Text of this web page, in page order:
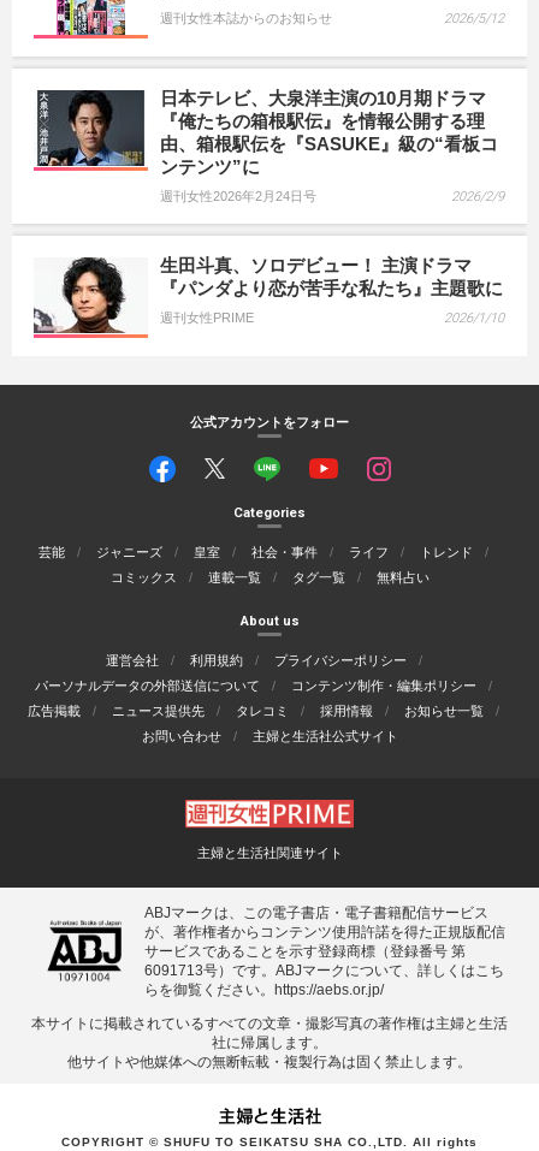
週刊女性本誌からのお知らせ 2026/5/12
日本テレビ、大泉洋主演の10月期ドラマ
『俺たちの箱根駅伝』を情報公開する理
由、箱根駅伝を『SASUKE』級の“看板コ
ンテンツ”に
週刊女性2026年2月24日号 2026/2/9
生田斗真、ソロデビュー！ 主演ドラマ
『パンダより恋が苦手な私たち』主題歌に
週刊女性PRIME 2026/1/10
公式アカウントをフォロー
Categories
芸能 ジャニーズ 皇室 社会・事件 ライフ
トレンド
コミックス
連載一覧 タグ一覧 無料占い
About us
運営会社 利用規約
プライバシーポリシー
パーソナルデータの外部送信について
コンテンツ制作・編集ポリシー
広告掲載
ニュース提供先 タレコミ 採用情報
お知らせ一覧
お問い合わせ
主婦と生活社公式サイト
主婦と生活社関連サイト
ABJマークは、この電子書店・電子書籍配信サービス
が、著作権者からコンテンツ使用許諾を得た正規版配信
サービスであることを示す登録商標（登録番号 第
6091713号）です。ABJマークについて、詳しくはこち
らを御覧ください。 https://aebs.or.jp/
本サイトに掲載されているすべての⽂章・撮影写真の著作権は主婦と⽣活
社に帰属します。
他サイトや他媒体への無断転載・複製⾏為は固く禁⽌します。
COPYRIGHT © SHUFU TO SEIKATSU SHA CO.,LTD. All rights